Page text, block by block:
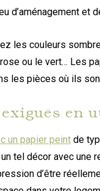
d’aménagement et
les couleurs
ou le vert… Les
les pièces où ils
un papier peint de
tel décor avec une
d’être